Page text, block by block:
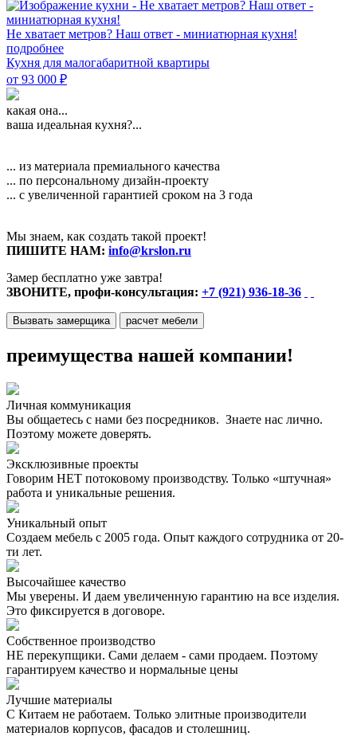
Не хватает метров? Наш ответ - миниатюрная кухня!
подробнее
Кухня для малогабаритной квартиры
от 93 000 ₽
какая она...
ваша идеальная кухня?...
... из материала премиального качества
... по персональному дизайн-проекту
... с увеличенной гарантией сроком на 3 года
Мы знаем, как создать такой проект!
ПИШИТЕ НАМ: info@krslon.ru
Замер бесплатно уже завтра!
ЗВОНИТЕ, профи-консультация: +7 (921) 936-18-36
Вызвать замерщика расчет мебели
преимущества нашей компании!
Личная коммуникация
Вы общаетесь с нами без посредников. Знаете нас лично.
Поэтому можете доверять.
Эксклюзивные проекты
Говорим НЕТ потоковому производству. Только «штучная»
работа и уникальные решения.
Уникальный опыт
Создаем мебель с 2005 года. Опыт каждого сотрудника от 20-
ти лет.
Высочайшее качество
Мы уверены. И даем увеличенную гарантию на все изделия.
Это фиксируется в договоре.
Собственное производство
НЕ перекупщики. Сами делаем - сами продаем. Поэтому
гарантируем качество и нормальные цены
Лучшие материалы
С Китаем не работаем. Только элитные производители
материалов корпусов, фасадов и столешниц.